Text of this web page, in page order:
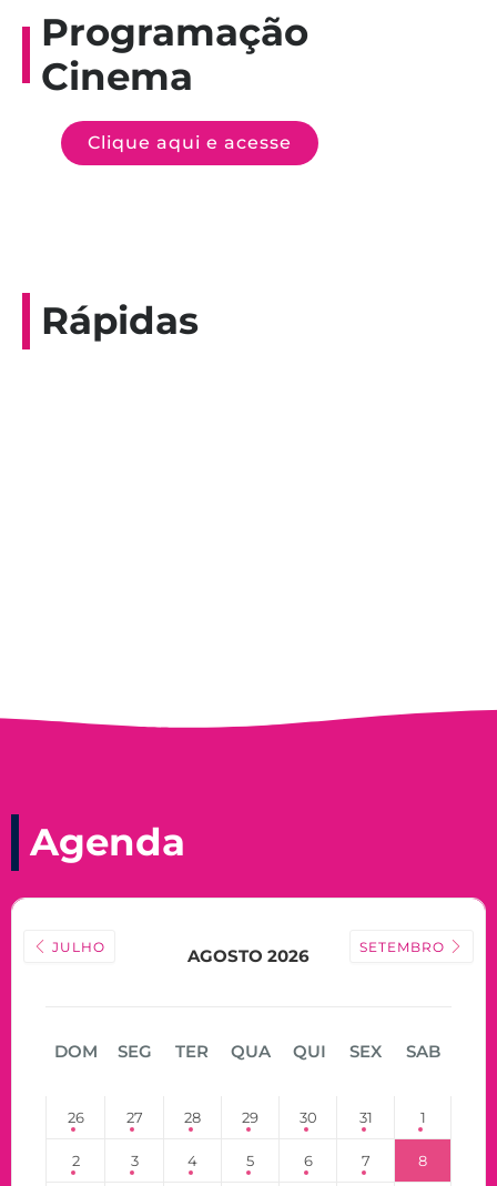
Programação
Cinema
Clique aqui e acesse
Rápidas
Agenda
JULHO AGOSTO 2026 SETEMBRO
DOM SEG TER QUA QUI SEX SAB
26 27 28 29 30 31 1
2 3 4 5 6 7 8